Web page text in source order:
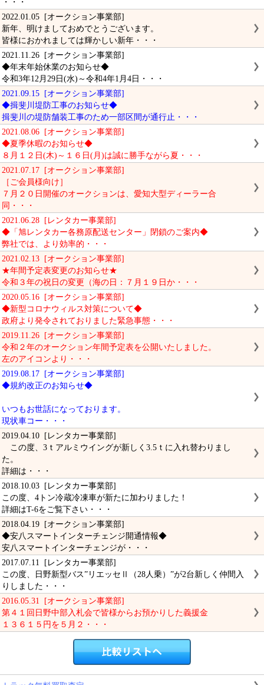
2022.01.05 [オークション事業部]
新年、明けましておめでとうございます。
皆様におかれましては輝かしい新年・・・
2021.11.26 [オークション事業部]
◆年末年始休業のお知らせ◆
令和3年12月29日(水)～令和4年1月4日・・・
2021.09.15 [オークション事業部]
◆揖斐川堤防工事のお知らせ◆
揖斐川の堤防舗装工事のため一部区間が通行止・・・
2021.08.06 [オークション事業部]
◆夏季休暇のお知らせ◆
８月１２日(木)～１６日(月)は誠に勝手ながら夏・・・
2021.07.17 [オークション事業部]
［ご会員様向け］
７月２０日開催のオークションは、愛知大型ディーラー合
同・・・
2021.06.28 [レンタカー事業部]
◆「旭レンタカー各務原配送センター」閉鎖のご案内◆
弊社では、より効率的・・・
2021.02.13 [オークション事業部]
★年間予定表変更のお知らせ★
令和３年の祝日の変更（海の日：７月１９日か・・・
2020.05.16 [オークション事業部]
◆新型コロナウィルス対策について◆
政府より発令されておりました緊急事態・・・
2019.11.26 [オークション事業部]
令和２年のオークション年間予定表を公開いたしました。
左のアイコンより・・・
2019.08.17 [オークション事業部]
◆規約改正のお知らせ◆
いつもお世話になっております。
現状車コー・・・
2019.04.10 [レンタカー事業部]
この度、3ｔアルミウイングが新しく3.5ｔに入れ替わりまし
た。
詳細は・・・
2018.10.03 [レンタカー事業部]
この度、4トン冷蔵冷凍車が新たに加わりました！
詳細はT-6をご覧下さい・・・
2018.04.19 [オークション事業部]
◆安八スマートインターチェンジ開通情報◆
安八スマートインターチェンジが・・・
2017.07.11 [レンタカー事業部]
この度、日野新型バス”リエッセⅡ（28人乗）”が2台新しく仲間入
りしました・・・
2016.05.31 [オークション事業部]
第４１回日野中部入札会で皆様からお預かりした義援金
１３６１５円を５月２・・・